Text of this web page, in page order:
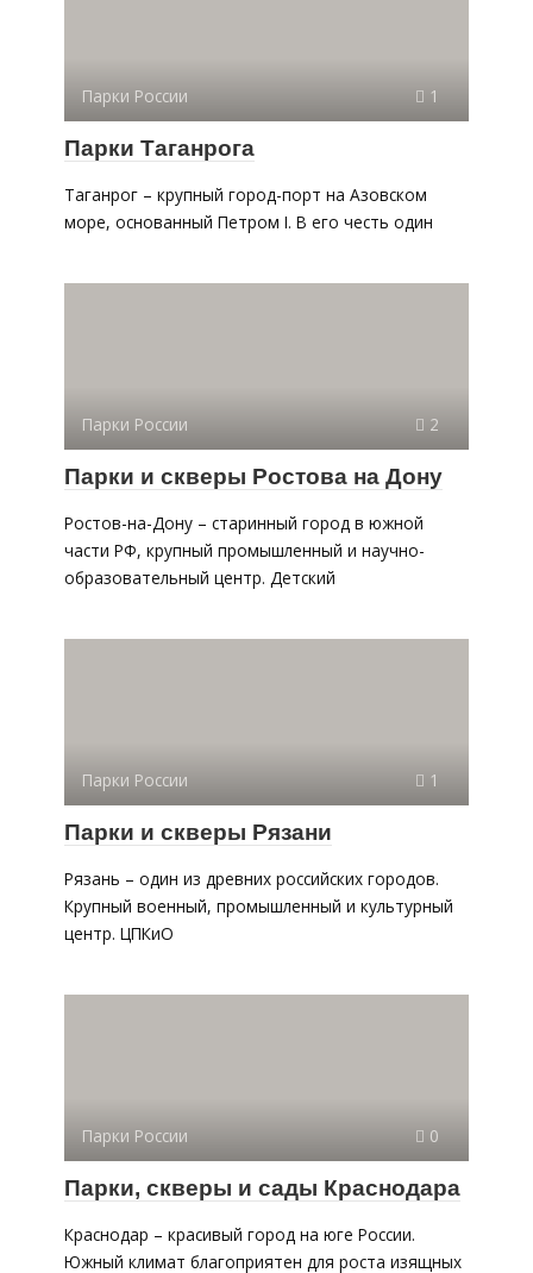
Парки России 1
Парки Таганрога
Таганрог – крупный город-порт на Азовском
море, основанный Петром I. В его честь один
Парки России 2
Парки и скверы Ростова на Дону
Ростов-на-Дону – старинный город в южной
части РФ, крупный промышленный и научно-
образовательный центр. Детский
Парки России 1
Парки и скверы Рязани
Рязань – один из древних российских городов.
Крупный военный, промышленный и культурный
центр. ЦПКиО
Парки России 0
Парки, скверы и сады Краснодара
Краснодар – красивый город на юге России.
Южный климат благоприятен для роста изящных